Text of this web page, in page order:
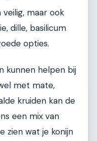
veilig, maar ook
dille, basilicum
opties.
kunnen helpen bij
met mate,
kruiden kan de
een mix van
zien wat je konijn